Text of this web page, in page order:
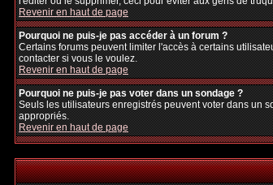
Revenir en haut de page
Pourquoi ne puis-je pas accéder à un forum ?
Certains forums peuvent limiter l'accès à certains
contacter si vous le voulez.
Revenir en haut de page
Pourquoi ne puis-je pas voter dans un sondage ?
Seuls les utilisateurs enregistrés peuvent voter dans un
appropriés.
Revenir en haut de page